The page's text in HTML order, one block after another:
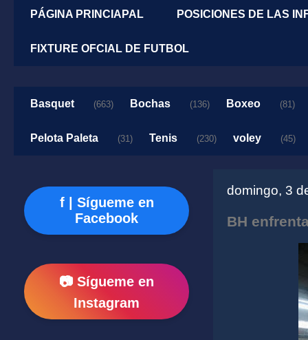
PÁGINA PRINCIAPAL POSICIONES DE LAS
FIXTURE OFCIAL DE FUTBOL
Basquet (663) Bochas (136) Boxeo (81)
Pelota Paleta (31) Tenis (230) voley (45)
domingo, 3
BH
f | Sígueme en
Facebook
📷 Sígueme en
Instagram